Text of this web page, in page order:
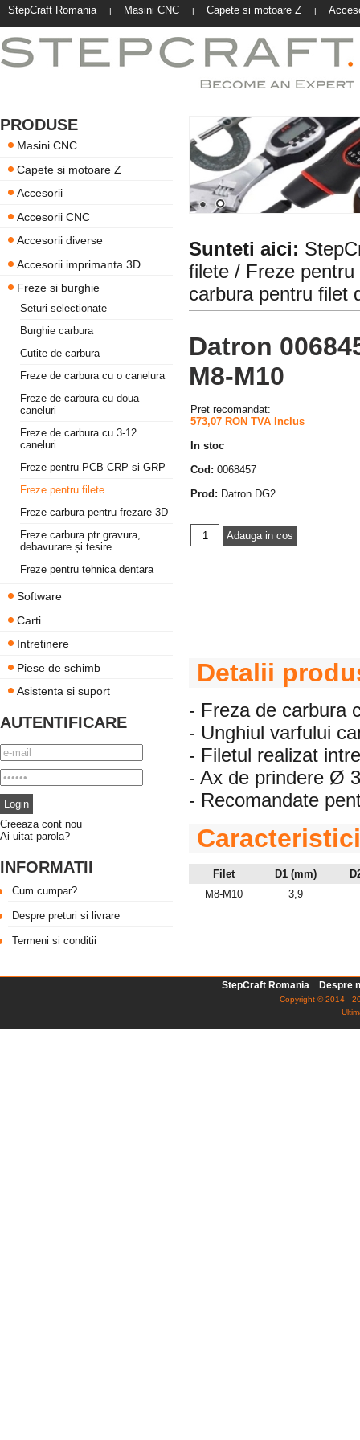
StepCraft Romania | Masini CNC | Capete si motoare Z |
PRODUSE
Masini CNC
Capete si motoare Z
Accesorii
Accesorii CNC
Accesorii diverse
Accesorii imprimanta 3D
Freze si burghie
Seturi selectionate
Burghie carbura
Cutite de carbura
Freze de carbura cu o canelura
Freze de carbura cu doua
caneluri
Freze de carbura cu 3-12
caneluri
Freze pentru PCB CRP si GRP
Freze pentru filete
Freze carbura pentru frezare 3D
Freze carbura ptr gravura,
debavurare și tesire
Freze pentru tehnica dentara
Software
Carti
Intretinere
Piese de schimb
Asistenta si suport
AUTENTIFICARE
Creeaza cont nou
Ai uitat parola?
INFORMATII
Cum cumpar?
Despre preturi si livrare
Termeni si conditii
Sunteti aici:
filete / Freze
carbura pentru filet
Datron
M8-M10
Pret recomandat:
573,07 RON TVA Inclus
In stoc
Cod: 0068457
Prod: Datron DG2
Detalii
- Freza de carbura
- Unghiul varfului
- Filetul realizat
- Ax de prindere Ø
- Recomandate
Filet D1 (mm)
M8-M10
3,9
StepCraft Romania Despre
Copyright © 2014 -